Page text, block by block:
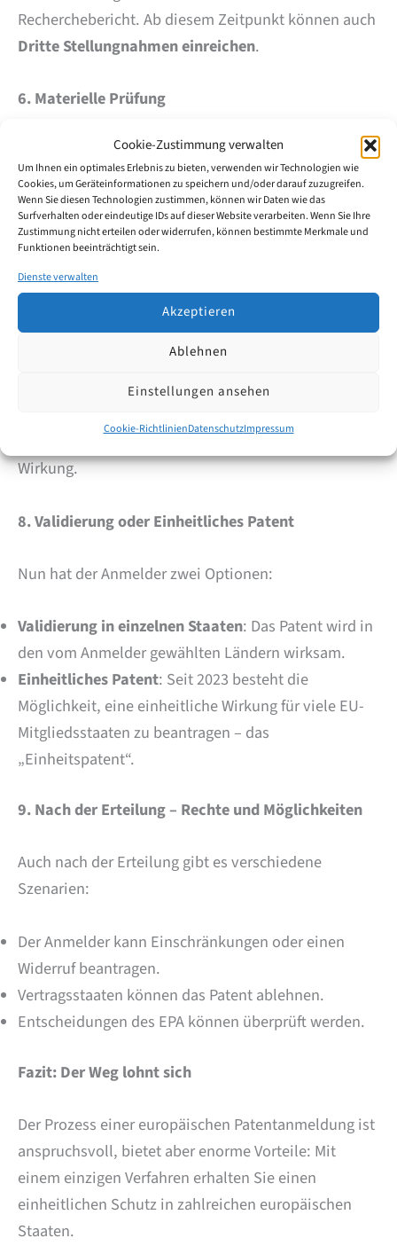
Cookie-Zustimmung verwalten
Um Ihnen ein optimales Erlebnis zu bieten, verwenden wir Technologien wie
Cookies, um Geräteinformationen zu speichern und/oder darauf zuzugreifen.
Wenn Sie diesen Technologien zustimmen, können wir Daten wie das
Surfverhalten oder eindeutige IDs auf dieser Website verarbeiten. Wenn Sie Ihre
Zustimmung nicht erteilen oder widerrufen, können bestimmte Merkmale und
Funktionen beeinträchtigt sein.
Dienste verwalten
Akzeptieren
Ablehnen
Einstellungen ansehen
Cookie-RichtlinienDatenschutzImpressum
Recherchebericht. Ab diesem Zeitpunkt können auch
Dritte Stellungnahmen einreichen.
6. Materielle Prüfung
Auf Antrag des Anmelders wird die Anmeldung
inhaltlich geprüft. Das EPA untersucht, ob die
Erfindung tatsächlichneu, erfinderisch und
gewerblich anwendbarist. Bestehen keine Hürden,
geht es zum nächsten Schritt – andernfalls kann das
EPA die Anmeldung zurückweisen.
7. Erteilung des Europäischen Patents
Wird die Prüfung erfolgreich abgeschlossen, erteilt
anschließend veröffentlicht und entfaltet rechtliche
Wirkung.
8. Validierung oder Einheitliches Patent
Nun hat der Anmelder zwei Optionen:
Validierung in einzelnen Staaten: Das Patent wird in
den vom Anmelder gewählten Ländern wirksam.
Einheitliches Patent: Seit 2023 besteht die
Möglichkeit, eine einheitliche Wirkung für viele EU-
Mitgliedsstaaten zu beantragen – das
„Einheitspatent“.
9. Nach der Erteilung – Rechte und Möglichkeiten
Auch nach der Erteilung gibt es verschiedene
Szenarien:
Der Anmelder kann Einschränkungen oder einen
Widerruf beantragen.
Vertragsstaaten können das Patent ablehnen.
Entscheidungen des EPA können überprüft werden.
Fazit: Der Weg lohnt sich
Der Prozess einer europäischen Patentanmeldung ist
anspruchsvoll, bietet aber enorme Vorteile: Mit
einem einzigen Verfahren erhalten Sie einen
einheitlichen Schutz in zahlreichen europäischen
Staaten.